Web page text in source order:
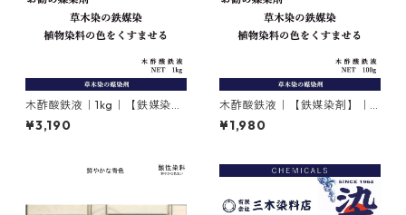
木酢酸鉄液｜1kg｜【鉄媒染
剤】
¥3,190
木酢酸鉄液｜【鉄媒染剤】｜1
00g
¥1,980